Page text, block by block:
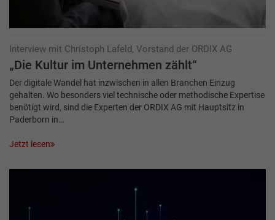
Interview mit Christoph Lafeld, Vorstand der ORDIX AG
„Die Kultur im Unternehmen zählt“
Der digitale Wandel hat inzwischen in allen Branchen Einzug
gehalten. Wo besonders viel technische oder methodische Expertise
benötigt wird, sind die Experten der ORDIX AG mit Hauptsitz in
Paderborn in…
Jetzt lesen